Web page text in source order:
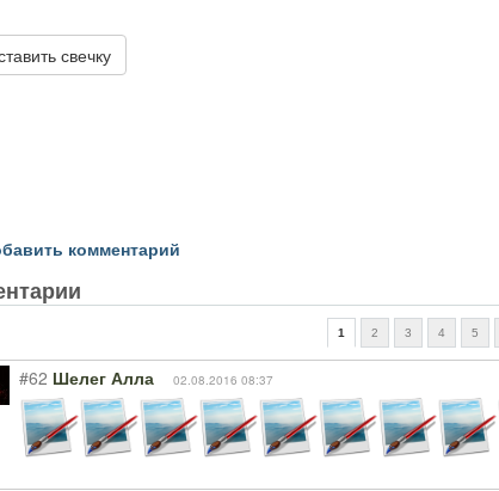
свечку
комментарий
1 2 3 4 5
#62 Шелег Алла 02.08.2016 08:37